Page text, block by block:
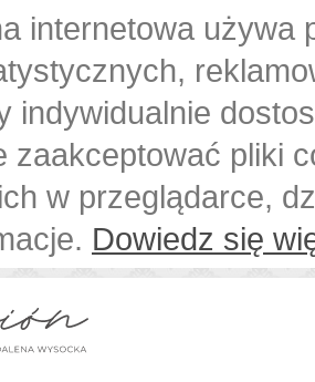
internetowa używa
indywidualnie
zaakceptować pliki
w przeglądarce,
Dowiedz się